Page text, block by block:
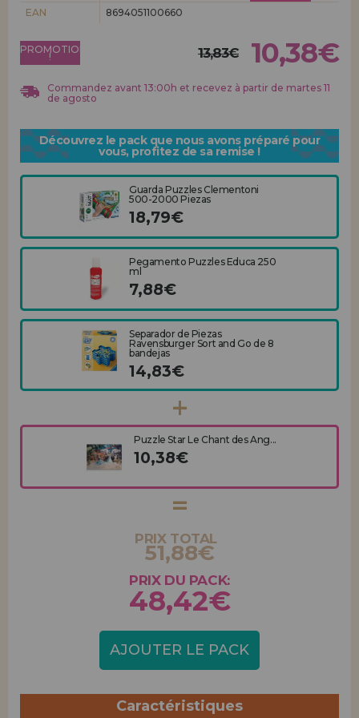
Allez-y! Nous vous attendions.
ENREGISTREMENT DISTRIBUTEUR
EAN
8694051100660
PROMOTION
! 13,83€ 10,38€
Commandez avant 13:00h et recevez à partir de martes 11
de agosto
Découvrez le pack que nous avons préparé pour
vous, profitez de sa remise !
Guarda Puzzles Clementoni
500-2000 Piezas
18,79€
Pegamento Puzzles Educa 250
ml
7,88€
Separador de Piezas
Ravensburger Sort and Go de 8
bandejas
14,83€
Puzzle Star Le Chant des Ang...
10,38€
PRIX TOTAL
51,88€
PRIX DU PACK:
48,42€
AJOUTER LE PACK
Caractéristiques